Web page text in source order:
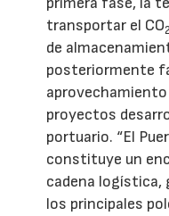
transportar el CO
de
posteriormente
proyectos
portuario. “El
constituye un
cadena logística,
los principales